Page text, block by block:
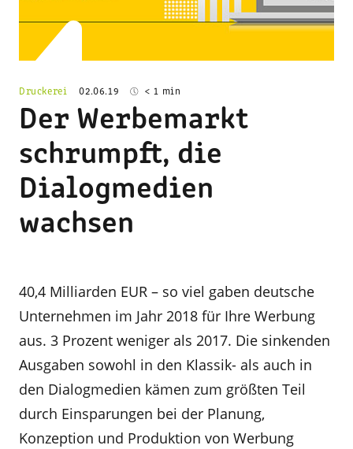
Druckerei 02.06.19 < 1 min
Der Werbemarkt
schrumpft, die
Dialogmedien
wachsen
40,4 Milliarden EUR – so viel gaben deutsche
Unternehmen im Jahr 2018 für Ihre Werbung
aus. 3 Prozent weniger als 2017. Die sinkenden
Ausgaben sowohl in den Klassik- als auch in
den Dialogmedien kämen zum größten Teil
durch Einsparungen bei der Planung,
Konzeption und Produktion von Werbung